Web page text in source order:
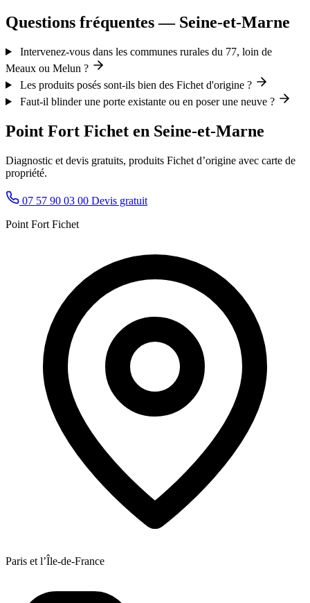
Questions fréquentes — Seine-et-Marne
Intervenez-vous dans les communes rurales du 77, loin de
Meaux ou Melun ?
Les produits posés sont-ils bien des Fichet d'origine ?
Faut-il blinder une porte existante ou en poser une neuve ?
Point Fort Fichet en Seine-et-Marne
Diagnostic et devis gratuits, produits Fichet d’origine avec carte de
propriété.
07 57 90 03 00 Devis gratuit
Point Fort Fichet
Paris et l’Île-de-France